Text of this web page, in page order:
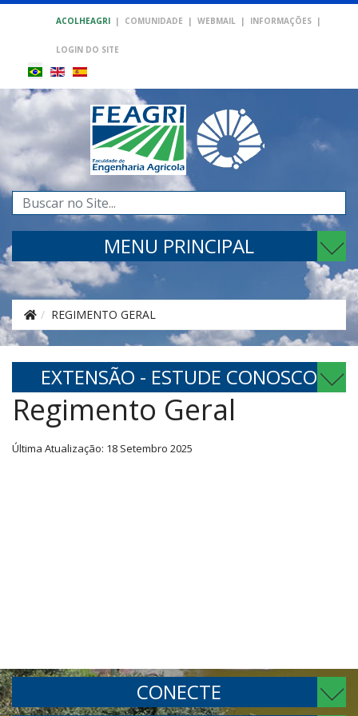
ACOLHEAGRI | COMUNIDADE | WEBMAIL | INFORMAÇÕES |
LOGIN DO SITE
Pesquisar...
MENU PRINCIPAL
REGIMENTO GERAL
EXTENSÃO - ESTUDE CONOSCO
Regimento Geral
Última Atualização: 18 Setembro 2025
CONECTE